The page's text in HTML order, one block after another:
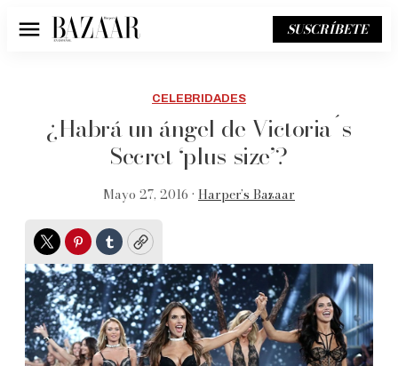
Menú SUSCRÍBETE
CELEBRIDADES
¿Habrá un ángel de Victoria´s
Secret ‘plus-size’?
Mayo 27, 2016 • Harper’s Bazaar
TwitterPinterest
TumblrCopy